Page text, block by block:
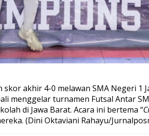
akhir 4-0 melawan SMA Negeri 1
menggelar turnamen Futsal Antar
di Jawa Barat. Acara ini bertema “
(Dini Oktaviani Rahayu/